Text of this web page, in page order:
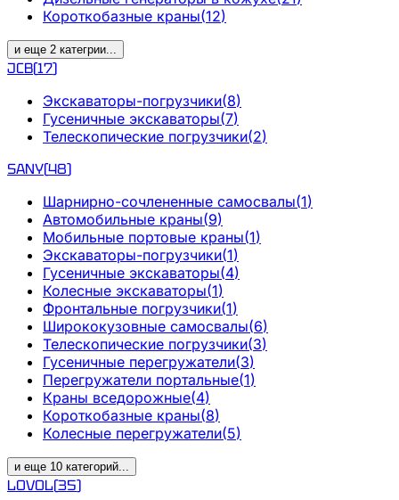
Короткобазные краны(12)
и еще 2 категрии...
JCB(17)
Экскаваторы-погрузчики(8)
Гусеничные экскаваторы(7)
Телескопические погрузчики(2)
SANY(48)
Шарнирно-сочлененные самосвалы(1)
Автомобильные краны(9)
Мобильные портовые краны(1)
Экскаваторы-погрузчики(1)
Гусеничные экскаваторы(4)
Колесные экскаваторы(1)
Фронтальные погрузчики(1)
Ширококузовные самосвалы(6)
Телескопические погрузчики(3)
Гусеничные перегружатели(3)
Перегружатели портальные(1)
Краны вседорожные(4)
Короткобазные краны(8)
Колесные перегружатели(5)
и еще 10 категорий...
LOVOL(35)